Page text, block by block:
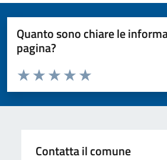
Quanto sono chiare le
pagina?
Valuta da 1 a 5 stelle la pagina
Valuta 5 stelle su 5
Valuta 4 stelle su 5
Valuta 3 stelle su 5
Valuta 2 stelle su 5
Valuta 1 stelle su 5
Contatta il comune